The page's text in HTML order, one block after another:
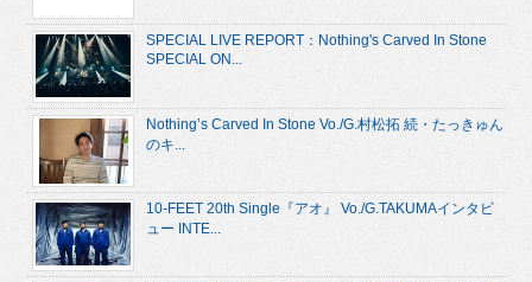
SPECIAL LIVE REPORT：Nothing's Carved In Stone
SPECIAL ON...
Nothing’s Carved In Stone Vo./G.村松拓 続・たっきゅん
のキ...
10-FEET 20th Single『アオ』 Vo./G.TAKUMAインタビ
ュー INTE...